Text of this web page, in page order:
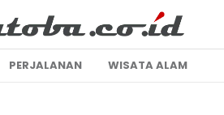
PERJALANAN WISATA ALAM